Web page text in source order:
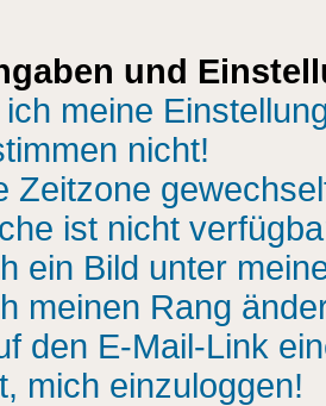
und
meine
nicht!
Zeitzone
ist nicht
ein Bild unter
meinen Rang
den E-Mail-Link
mich einzuloggen!